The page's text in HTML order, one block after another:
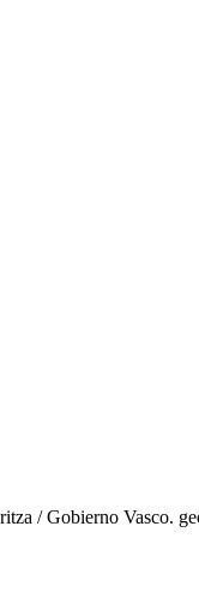
/ Gobierno Vasco.